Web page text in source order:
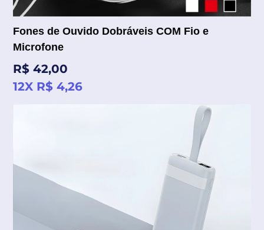
Fones de Ouvido Dobráveis COM Fio e
Microfone
Preço
normal
R$ 42,00
12X R$ 4,26